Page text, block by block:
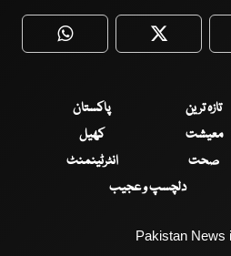
WhatsApp Twitter
تازہ ترین
پاکستان
معیشت
کھیل
صحت
انٹرٹینمنٹ
دلچسپ و عجیب
Pakistan News